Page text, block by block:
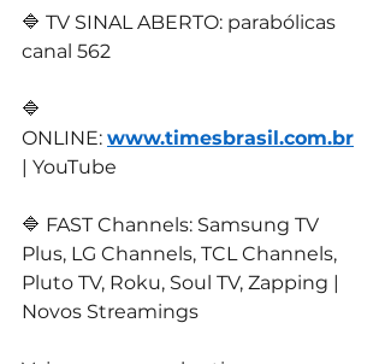
🔷 TV SINAL ABERTO: parabólicas
canal 562
🔷
ONLINE: www.timesbrasil.com.br
| YouTube
🔷 FAST Channels: Samsung TV
Plus, LG Channels, TCL Channels,
Pluto TV, Roku, Soul TV, Zapping |
Novos Streamings